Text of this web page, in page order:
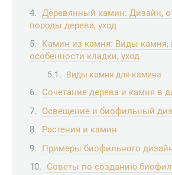
Деревянный камин: Дизайн,
породы дерева, уход
Камин из камня: Виды камня,
особенности кладки, уход
Виды камня для камина
Сочетание дерева и камня в
Освещение и биофильный
Растения и камин
Примеры биофильного
Советы по созданию